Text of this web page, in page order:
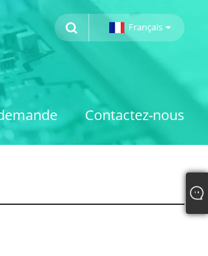
Français
Contactez-nous